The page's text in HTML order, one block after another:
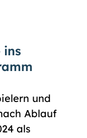
ins
und
Ablauf
als